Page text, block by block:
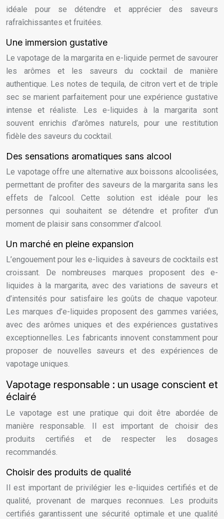
idéale pour se détendre et apprécier des saveurs
rafraîchissantes et fruitées.
Une immersion gustative
Le vapotage de la margarita en e-liquide permet de savourer
les arômes et les saveurs du cocktail de manière
authentique. Les notes de tequila, de citron vert et de triple
sec se marient parfaitement pour une expérience gustative
intense et réaliste. Les e-liquides à la margarita sont
souvent enrichis d’arômes naturels, pour une restitution
fidèle des saveurs du cocktail.
Des sensations aromatiques sans alcool
Le vapotage offre une alternative aux boissons alcoolisées,
permettant de profiter des saveurs de la margarita sans les
effets de l’alcool. Cette solution est idéale pour les
personnes qui souhaitent se détendre et profiter d’un
moment de plaisir sans consommer d’alcool.
Un marché en pleine expansion
L’engouement pour les e-liquides à saveurs de cocktails est
croissant. De nombreuses marques proposent des e-
liquides à la margarita, avec des variations de saveurs et
d’intensités pour satisfaire les goûts de chaque vapoteur.
Les marques d’e-liquides proposent des gammes variées,
avec des arômes uniques et des expériences gustatives
exceptionnelles. Les fabricants innovent constamment pour
proposer de nouvelles saveurs et des expériences de
vapotage uniques.
Vapotage responsable : un usage conscient et
éclairé
Le vapotage est une pratique qui doit être abordée de
manière responsable. Il est important de choisir des
produits certifiés et de respecter les dosages
recommandés.
Choisir des produits de qualité
Il est important de privilégier les e-liquides certifiés et de
qualité, provenant de marques reconnues. Les produits
certifiés garantissent une sécurité optimale et une qualité